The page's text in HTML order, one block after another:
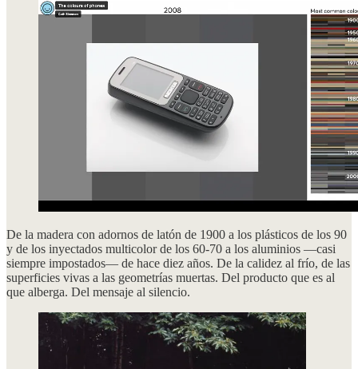
De la madera con adornos de latón de 1900 a los plásticos de los 90
y de los inyectados multicolor de los 60-70 a los aluminios —casi
siempre impostados— de hace diez años. De la calidez al frío, de las
superficies vivas a las geometrías muertas. Del producto que es al
que alberga. Del mensaje al silencio.